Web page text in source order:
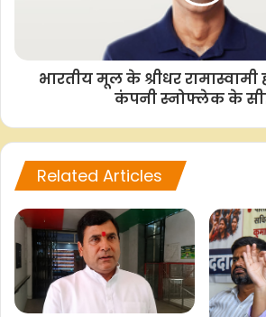
भारतीय मूल के श्रीधर रामास्वामी
कंपनी स्नोफ्लेक के
Related Articles